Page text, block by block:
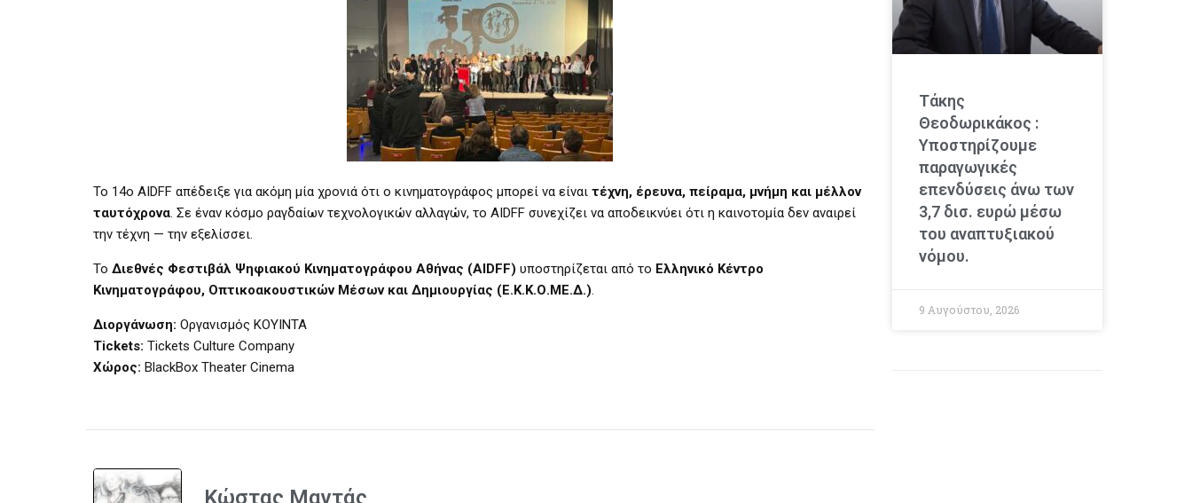
Το 14ο AIDFF απέδειξε για ακόμη μία χρονιά ότι ο κινηματογράφος μπορεί να είναι τέχνη, έρευνα, πείραμα, μνήμη και μέλλον
ταυτόχρονα. Σε έναν κόσμο ραγδαίων τεχνολογικών αλλαγών, το AIDFF συνεχίζει να αποδεικνύει ότι η καινοτομία δεν αναιρεί
την τέχνη — την εξελίσσει.
Το Διεθνές Φεστιβάλ Ψηφιακού Κινηματογράφου Αθήνας (AIDFF) υποστηρίζεται από το Ελληνικό Κέντρο
Κινηματογράφου, Οπτικοακουστικών Μέσων και Δημιουργίας (Ε.Κ.Κ.Ο.ΜΕ.Δ.).
Διοργάνωση: Οργανισμός ΚΟΥΙΝΤΑ
Tickets: Tickets Culture Company
Χώρος: BlackBox Theater Cinema
Τάκης
Θεοδωρικάκος :
Υποστηρίζουμε
παραγωγικές
επενδύσεις άνω των
3,7 δισ. ευρώ μέσω
του αναπτυξιακού
νόμου.
9 Αυγούστου, 2026